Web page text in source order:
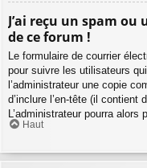
J’ai reçu un spam
de ce forum !
Le formulaire de courrier
pour suivre les utilisateurs
l’administrateur une copie
d’inclure l’en-tête (il contient
L’administrateur pourra
Haut